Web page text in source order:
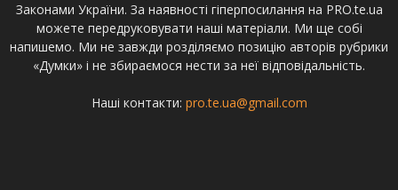
Законами України. За наявності гіперпосилання на PRO.te.ua
можете передруковувати наші матеріали. Ми ще собі
напишемо. Ми не завжди розділяємо позицію авторів рубрики
«Думки» і не збираємося нести за неї відповідальність.
Наші контакти: pro.te.ua@gmail.com